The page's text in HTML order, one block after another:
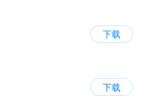
下载
下载